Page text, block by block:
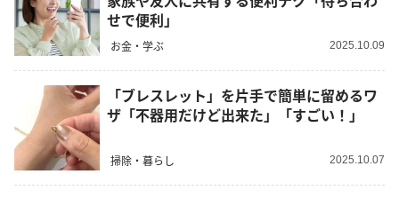
せで便利」
お金・学ぶ 2025.10.09
「ブレスレット」を片手で簡単に留めるワ
ザ「不器用だけど出来た」「すごい！」
掃除・暮らし 2025.10.07